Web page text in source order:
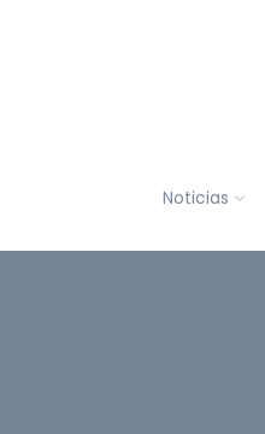
Noticias